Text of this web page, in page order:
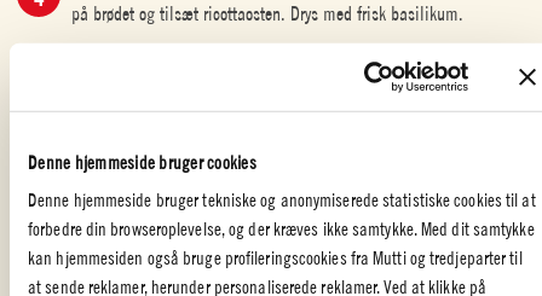
Denne hjemmeside bruger cookies
Denne hjemmeside bruger tekniske og anonymiserede statistiske cookies til at
forbedre din browseroplevelse, og der kræves ikke samtykke. Med dit samtykke
kan hjemmesiden også bruge profileringscookies fra Mutti og tredjeparter til
at sende reklamer, herunder personaliserede reklamer. Ved at klikke på
på brødet og tilsæt ricottaosten. Drys med frisk basilikum.
RICOTTA
BRUSCHETTA MED TOMAT OG BASILIKUM